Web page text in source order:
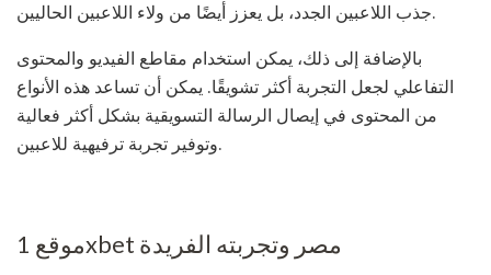
جذب اللاعبين الجدد، بل يعزز أيضًا من ولاء اللاعبين الحاليين.
بالإضافة إلى ذلك، يمكن استخدام مقاطع الفيديو والمحتوى
التفاعلي لجعل التجربة أكثر تشويقًا. يمكن أن تساعد هذه الأنواع
من المحتوى في إيصال الرسالة التسويقية بشكل أكثر فعالية
وتوفير تجربة ترفيهية للاعبين.
موقع 1xbet مصر وتجربته الفريدة